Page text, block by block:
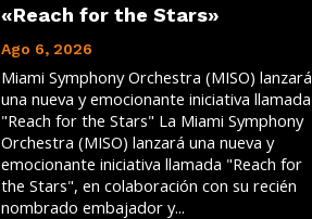
«Reach for the Stars»
Ago 6, 2026
Miami Symphony Orchestra (MISO) lanzará
una nueva y emocionante iniciativa llamada
"Reach for the Stars" La Miami Symphony
Orchestra (MISO) lanzará una nueva y
emocionante iniciativa llamada "Reach for
the Stars", en colaboración con su recién
nombrado embajador y...